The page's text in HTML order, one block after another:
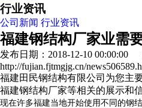
行业资讯
公司新闻 行业资讯
福建钢结构厂家业需
发布日期：2018-12-10 00:00:00
http://fujian.fjtmgjg.cn/
福建田民钢结构有限公司为您主
福建钢结构厂家等相关的展示和
现在许多福建当地开始使用不同的钢